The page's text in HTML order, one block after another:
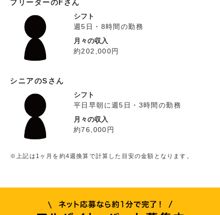
フリーターのFさん
シフト
週5日・8時間の勤務
月々の収入
約202,000円
シニアのSさん
シフト
平日早朝に週5日・3時間の勤務
月々の収入
約76,000円
※上記は1ヶ月を約4週換算で計算した目安の金額となります。